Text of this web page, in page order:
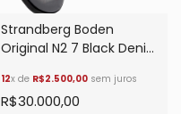
Strandberg Boden
Original N2 7 Black Denim
12x de R$2.500,00 sem juros
R$30.000,00